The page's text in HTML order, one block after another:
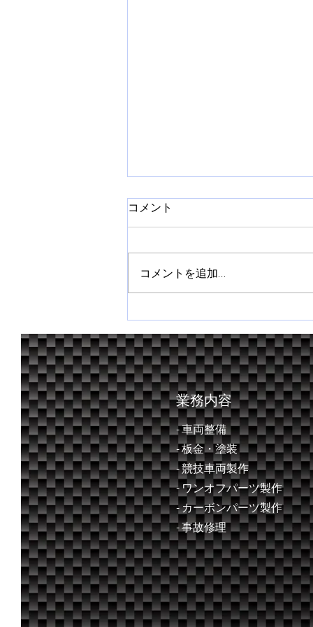
全日本ラリー第３戦 ラリー
飛鳥２０２６
コメント
コメントを追加…
業務内容
- 車両整備
- ​板金・塗装
- 競技車両製作
- ワンオフパーツ製作
- カーボンパーツ製作
- 事故修理